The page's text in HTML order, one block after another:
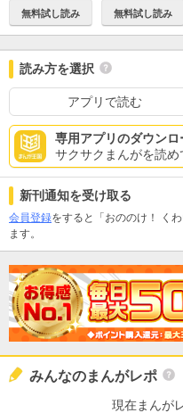
無料試し読み 無料試し読み
読み方を選択
アプリで読む
専用アプリのダウンロ
サクサクまんがを読め
新刊通知を受け取る
会員登録をすると「おののけ！ く
ます。
みんなのまんがレポ
現在まんが